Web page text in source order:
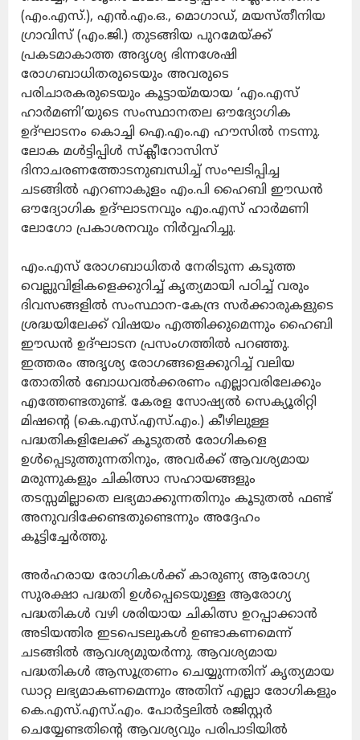
(എം.എസ്.), എൻ.എം.ഒ., മൊഗാഡ്, മയസ്തീനിയ
ഗ്രാവിസ് (എം.ജി.) തുടങ്ങിയ പുറമേയ്ക്ക്
പ്രകടമാകാത്ത അദൃശ്യ ഭിന്നശേഷി
രോഗബാധിതരുടെയും അവരുടെ
പരിചാരകരുടെയും കൂട്ടായ്മയായ ‘എം.എസ്
ഹാർമണി’യുടെ സംസ്ഥാനതല ഔദ്യോഗിക
ഉദ്ഘാടനം കൊച്ചി ഐ.എം.എ ഹൗസിൽ നടന്നു.
ലോക മൾട്ടിപ്പിൾ സ്ക്ലീറോസിസ്
ദിനാചരണത്തോടനുബന്ധിച്ച് സംഘടിപ്പിച്ച
ചടങ്ങിൽ എറണാകുളം എം.പി ഹൈബി ഈഡൻ
ഔദ്യോഗിക ഉദ്ഘാടനവും എം.എസ് ഹാർമണി
ലോഗോ പ്രകാശനവും നിർവ്വഹിച്ചു.
എം.എസ് രോഗബാധിതർ നേരിടുന്ന കടുത്ത
വെല്ലുവിളികളെക്കുറിച്ച് കൃത്യമായി പഠിച്ച് വരും
ദിവസങ്ങളിൽ സംസ്ഥാന-കേന്ദ്ര സർക്കാരുകളുടെ
ശ്രദ്ധയിലേക്ക് വിഷയം എത്തിക്കുമെന്നും ഹൈബി
ഈഡൻ ഉദ്ഘാടന പ്രസംഗത്തിൽ പറഞ്ഞു.
ഇത്തരം അദൃശ്യ രോഗങ്ങളെക്കുറിച്ച് വലിയ
തോതിൽ ബോധവൽക്കരണം എല്ലാവരിലേക്കും
എത്തേണ്ടതുണ്ട്. കേരള സോഷ്യൽ സെക്യൂരിറ്റി
മിഷന്റെ (കെ.എസ്.എസ്.എം.) കീഴിലുള്ള
പദ്ധതികളിലേക്ക് കൂടുതൽ രോഗികളെ
ഉൾപ്പെടുത്തുന്നതിനും, അവർക്ക് ആവശ്യമായ
മരുന്നുകളും ചികിത്സാ സഹായങ്ങളും
തടസ്സമില്ലാതെ ലഭ്യമാക്കുന്നതിനും കൂടുതൽ ഫണ്ട്
അനുവദിക്കേണ്ടതുണ്ടെന്നും അദ്ദേഹം
കൂട്ടിച്ചേർത്തു.
അർഹരായ രോഗികൾക്ക് കാരുണ്യ ആരോഗ്യ
സുരക്ഷാ പദ്ധതി ഉൾപ്പെടെയുള്ള ആരോഗ്യ
പദ്ധതികൾ വഴി ശരിയായ ചികിത്സ ഉറപ്പാക്കാൻ
അടിയന്തിര ഇടപെടലുകൾ ഉണ്ടാകണമെന്ന്
ചടങ്ങിൽ ആവശ്യമുയർന്നു. ആവശ്യമായ
പദ്ധതികൾ ആസൂത്രണം ചെയ്യുന്നതിന് കൃത്യമായ
ഡാറ്റ ലഭ്യമാകണമെന്നും അതിന് എല്ലാ രോഗികളും
കെ.എസ്.എസ്.എം. പോർട്ടലിൽ രജിസ്റ്റർ
ചെയ്യേണ്ടതിന്റെ ആവശ്യവും പരിപാടിയിൽ